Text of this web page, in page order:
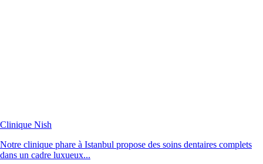
Clinique Nish
Notre clinique phare à Istanbul propose des soins dentaires complets
dans un cadre luxueux...